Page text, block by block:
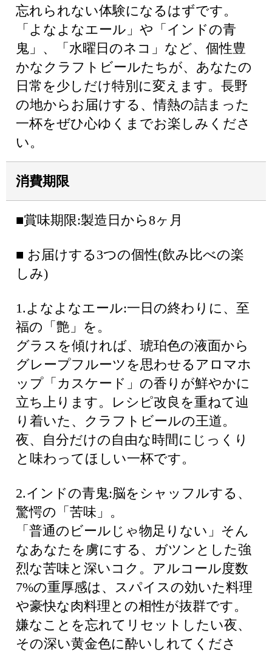
忘れられない体験になるはずです。
「よなよなエール」や「インドの青
鬼」、「水曜日のネコ」など、個性豊
かなクラフトビールたちが、あなたの
日常を少しだけ特別に変えます。長野
の地からお届けする、情熱の詰まった
一杯をぜひ心ゆくまでお楽しみくださ
い。
消費期限
■賞味期限:製造日から8ヶ月
■ お届けする3つの個性(飲み比べの楽
しみ)
1.よなよなエール:一日の終わりに、至
福の「艶」を。
グラスを傾ければ、琥珀色の液面から
グレープフルーツを思わせるアロマホ
ップ「カスケード」の香りが鮮やかに
立ち上ります。レシピ改良を重ねて辿
り着いた、クラフトビールの王道。
夜、自分だけの自由な時間にじっくり
と味わってほしい一杯です。
2.インドの青鬼:脳をシャッフルする、
驚愕の「苦味」。
「普通のビールじゃ物足りない」そん
なあなたを虜にする、ガツンとした強
烈な苦味と深いコク。アルコール度数
7%の重厚感は、スパイスの効いた料理
や豪快な肉料理との相性が抜群です。
嫌なことを忘れてリセットしたい夜、
その深い黄金色に酔いしれてくださ